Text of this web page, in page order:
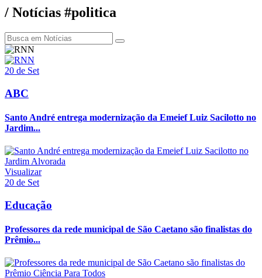
/ Notícias #politica
20 de Set
ABC
Santo André entrega modernização da Emeief Luiz Sacilotto no
Jardim...
Visualizar
20 de Set
Educação
Professores da rede municipal de São Caetano são finalistas do
Prêmio...